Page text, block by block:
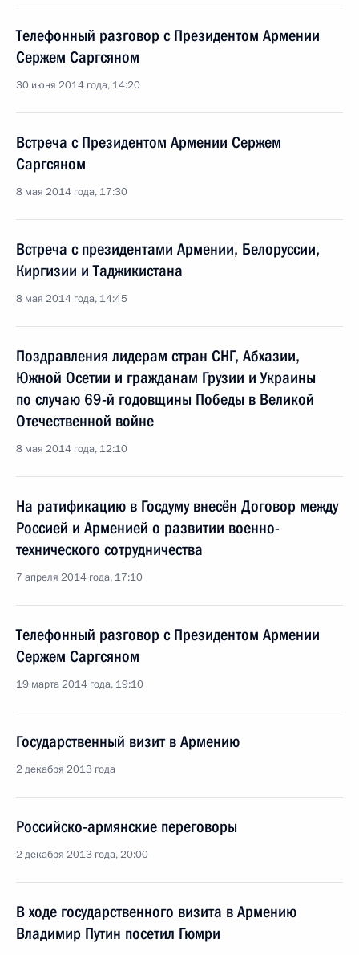
Телефонный разговор с Президентом Армении
Сержем Саргсяном
30 июня 2014 года, 14:20
Встреча с Президентом Армении Сержем
Саргсяном
8 мая 2014 года, 17:30
Встреча с президентами Армении, Белоруссии,
Киргизии и Таджикистана
8 мая 2014 года, 14:45
Поздравления лидерам стран СНГ, Абхазии,
Южной Осетии и гражданам Грузии и Украины
по случаю 69-й годовщины Победы в Великой
Отечественной войне
8 мая 2014 года, 12:10
На ратификацию в Госдуму внесён Договор между
Россией и Арменией о развитии военно-
технического сотрудничества
7 апреля 2014 года, 17:10
Телефонный разговор с Президентом Армении
Сержем Саргсяном
19 марта 2014 года, 19:10
Государственный визит в Армению
2 декабря 2013 года
Российско-армянские переговоры
2 декабря 2013 года, 20:00
В ходе государственного визита в Армению
Владимир Путин посетил Гюмри